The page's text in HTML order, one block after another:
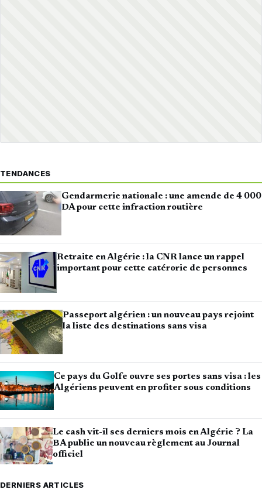
TENDANCES
Gendarmerie nationale : une amende de 4 000
DA pour cette infraction routière
Retraite en Algérie : la CNR lance un rappel
important pour cette catérorie de personnes
Passeport algérien : un nouveau pays rejoint
la liste des destinations sans visa
Ce pays du Golfe ouvre ses portes sans visa : les
Algériens peuvent en profiter sous conditions
Le cash vit-il ses derniers mois en Algérie ? La
BA publie un nouveau règlement au Journal
officiel
DERNIERS ARTICLES